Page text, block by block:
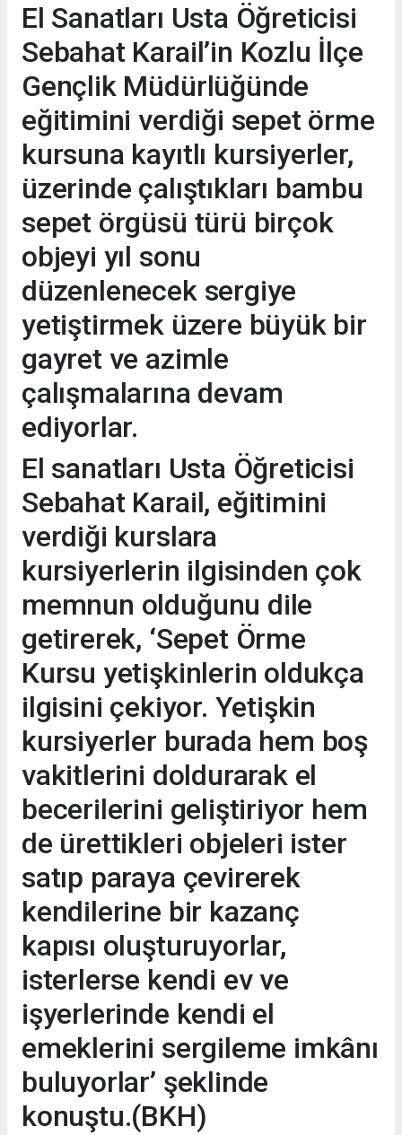
El Sanatları Usta Öğreticisi
Sebahat Karail’in Kozlu İlçe
Gençlik Müdürlüğünde
eğitimini verdiği sepet örme
kursuna kayıtlı kursiyerler,
üzerinde çalıştıkları bambu
sepet örgüsü türü birçok
objeyi yıl sonu
düzenlenecek sergiye
yetiştirmek üzere büyük bir
gayret ve azimle
çalışmalarına devam
ediyorlar.
El sanatları Usta Öğreticisi
Sebahat Karail, eğitimini
verdiği kurslara
kursiyerlerin ilgisinden çok
memnun olduğunu dile
getirerek, ‘Sepet Örme
Kursu yetişkinlerin oldukça
ilgisini çekiyor. Yetişkin
kursiyerler burada hem boş
vakitlerini doldurarak el
becerilerini geliştiriyor hem
de ürettikleri objeleri ister
satıp paraya çevirerek
kendilerine bir kazanç
kapısı oluşturuyorlar,
isterlerse kendi ev ve
işyerlerinde kendi el
emeklerini sergileme imkânı
buluyorlar’ şeklinde
konuştu.(BKH)